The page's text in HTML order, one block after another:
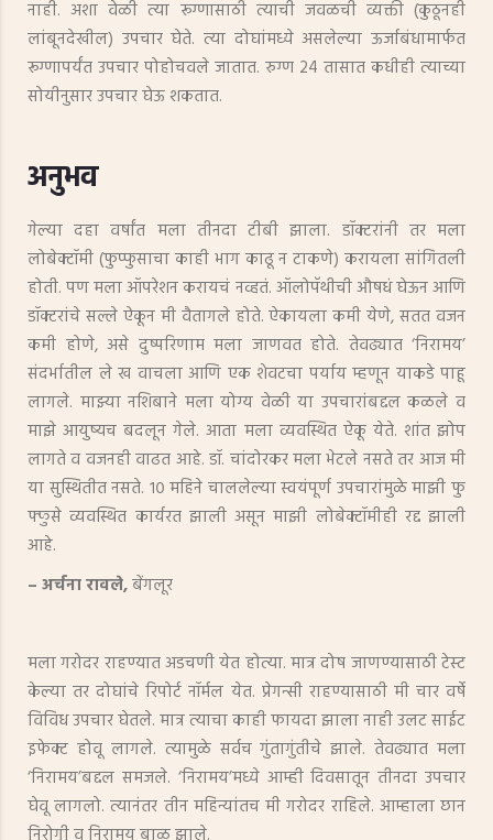
नाही. अशा वेळी त्या रूग्णासाठी त्याची जवळची व्यक्ती (कुठूनही
लांबूनदेखील) उपचार घेते. त्या दोघांमध्ये असलेल्या ऊर्जाबंधामार्फत
रूग्णापर्यंत उपचार पोहोचवले जातात. रुग्ण 24 तासात कधीही त्याच्या
सोयीनुसार उपचार घेऊ शकतात.
अनुभव
गेल्या दहा वर्षांत मला तीनदा टीबी झाला. डॉक्टरांनी तर मला
लोबेक्टॉमी (फुप्फुसाचा काही भाग काढू न टाकणे) करायला सांगितली
होती. पण मला ऑपरेशन करायचं नव्हतं. ऑलोपॅथीची औषधं घेऊन आणि
डॉक्टरांचे सल्ले ऐकून मी वैतागले होते. ऐकायला कमी येणे, सतत वजन
कमी होणे, असे दुष्परिणाम मला जाणवत होते. तेवढ्यात ‘निरामय’
संदर्भातील ले ख वाचला आणि एक शेवटचा पर्याय म्हणून याकडे पाहू
लागले. माझ्या नशिबाने मला योग्य वेळी या उपचारांबद्दल कळले व
माझे आयुष्यच बदलून गेले. आता मला व्यवस्थित ऐकू येते. शांत झोप
लागते व वजनही वाढत आहे. डॉ. चांदोरकर मला भेटले नसते तर आज मी
या सुस्थितीत नसते. १० महिने चाललेल्या स्वयंपूर्ण उपचारांमुळे माझी फु
फ्फुसे व्यवस्थित कार्यरत झाली असून माझी लोबेक्टॉमीही रद्द झाली
आहे.
– अर्चना रावले,बेंगलूर
मला गरोदर राहण्यात अडचणी येत होत्या. मात्र दोष जाणण्यासाठी टेस्ट
केल्या तर दोघांचे रिपोर्ट नॉर्मल येत. प्रेगन्सी राहण्यासाठी मी चार वर्षे
विविध उपचार घेतले. मात्र त्याचा काही फायदा झाला नाही उलट साईट
इफेक्ट होवू लागले. त्यामुळे सर्वच गुंतागुंतीचे झाले. तेवढ्यात मला
‘निरामय’बद्दल समजले. ‘निरामय’मध्ये आम्ही दिवसातून तीनदा उपचार
घेवू लागलो. त्यानंतर तीन महिन्यांतच मी गरोदर राहिले. आम्हाला छान